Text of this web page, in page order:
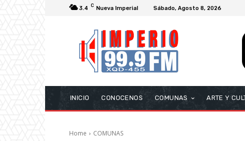
3.4 C Nueva Imperial Sábado, Agosto 8, 2026
INICIO CONOCENOS COMUNAS ARTE Y
Home COMUNAS